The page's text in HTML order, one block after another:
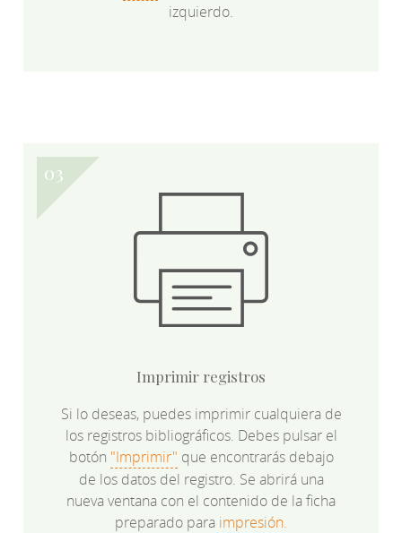
izquierdo.
Imprimir registros
Si lo deseas, puedes imprimir cualquiera de
los registros bibliográficos. Debes pulsar el
botón "Imprimir" que encontrarás debajo
de los datos del registro. Se abrirá una
nueva ventana con el contenido de la ficha
preparado para impresión.